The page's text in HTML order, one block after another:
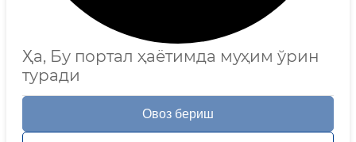
Ҳа, Бу портал ҳаётимда муҳим ўрин
туради
Овоз бериш